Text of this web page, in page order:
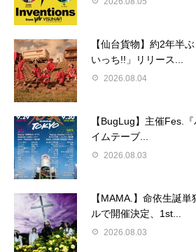
【仙台貨物】約2年半
いっち!!」リリース...
2026.08.04
【BugLug】主催Fes.
イムテーブ...
2026.08.03
【MAMA.】命依生誕
ルで開催決定、1st...
2026.08.03